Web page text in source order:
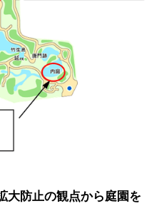
大防止の観点から庭園を